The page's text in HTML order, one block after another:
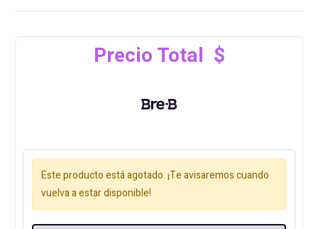
Precio Total $
Este producto está agotado. ¡Te avisaremos cuando
vuelva a estar disponible!